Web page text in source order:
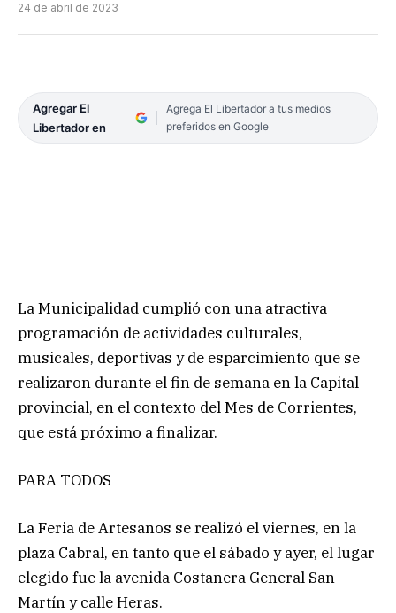
24 de abril de 2023
Agregar El
Libertador en
Agrega El Libertador a tus medios
preferidos en Google
La Municipalidad cumplió con una atractiva
programación de actividades culturales,
musicales, deportivas y de esparcimiento que se
realizaron durante el fin de semana en la Capital
provincial, en el contexto del Mes de Corrientes,
que está próximo a finalizar.
PARA TODOS
La Feria de Artesanos se realizó el viernes, en la
plaza Cabral, en tanto que el sábado y ayer, el lugar
elegido fue la avenida Costanera General San
Martín y calle Heras.